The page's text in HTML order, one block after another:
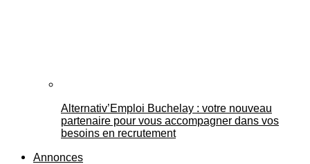
Alternativ’Emploi Buchelay : votre nouveau
partenaire pour vous accompagner dans vos
besoins en recrutement
Annonces